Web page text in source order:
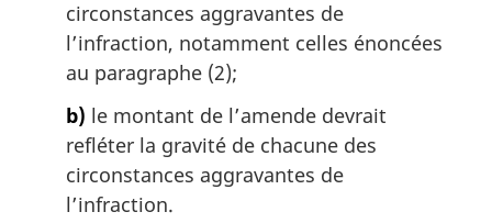
circonstances aggravantes de
l’infraction, notamment celles énoncées
au paragraphe (2);
b) le montant de l’amende devrait
refléter la gravité de chacune des
circonstances aggravantes de
l’infraction.